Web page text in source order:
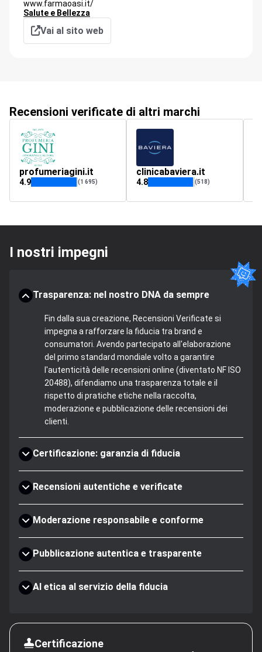
www.farmaoasi.it/
Salute e Bellezza
Vai al sito web
Recensioni verificate di altri marchi
profumeriagini.it
4.9 (1 695)
clinicabaviera.it
4.8 (518)
I nostri impegni
Trasparenza: nel nostro DNA da sempre
Fin dalla sua creazione, Recensioni Verificate si
impegna a rafforzare la fiducia tra brand e
consumatori. Avendo partecipato all'elaborazione
del primo standard mondiale volto a garantire
l'autenticità delle recensioni online (diventato NF ISO
20488), difendiamo una trasparenza totale e il
rispetto di pratiche etiche nella raccolta,
moderazione e pubblicazione delle recensioni dei
clienti.
Certificazione: garanzia di fiducia
Recensioni autentiche e verificate
Moderazione responsabile e conforme
Pubblicazione autentica e trasparente
AI etica al servizio della fiducia
Certificazione